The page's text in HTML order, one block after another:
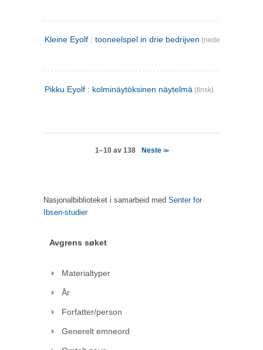
Kleine Eyolf : tooneelspel in drie bedrijven (nederlandsk)
Pikku Eyolf : kolminäytöksinen näytelmä (finsk)
1–10 av 138 Neste >>
Nasjonalbiblioteket i samarbeid med Senter for
Ibsen-studier
Avgrens søket
Materialtyper
År
Forfatter/person
Generelt emneord